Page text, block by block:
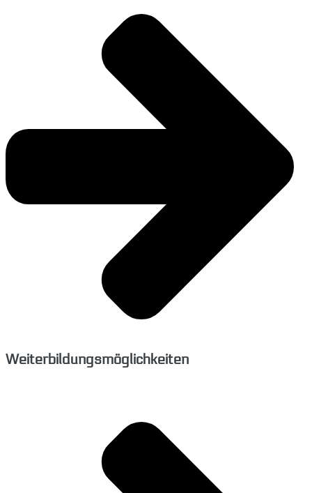
Weiterbildungsmöglichkeiten